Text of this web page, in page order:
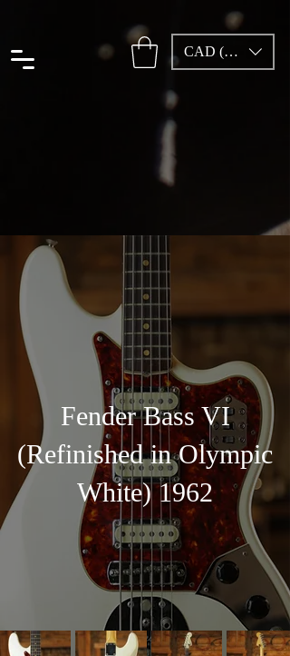
CAD (C$)
Fender Bass VI
(Refinished in Olympic
White) 1962